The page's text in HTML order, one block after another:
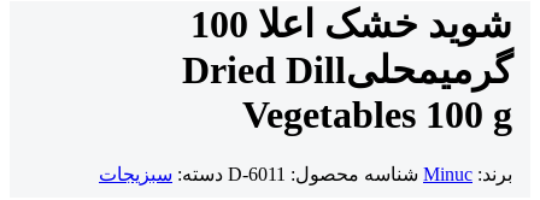
شوید خشک اعلا 100
گرمیمحلیDried Dill
Vegetables 100 g
برند: Minuc شناسه محصول: D-6011 دسته: سبزیجات